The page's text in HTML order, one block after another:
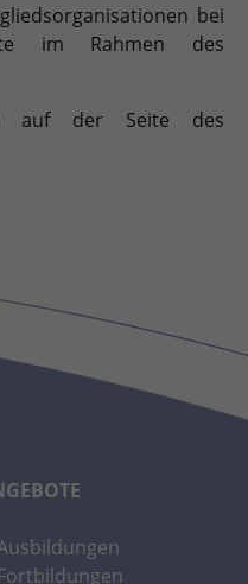
bei
im Rahmen des
auf der Seite des
Fortbildungen